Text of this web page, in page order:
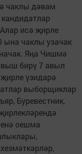
чаклы дәвам
исә җирле
ына чаклы узачак
Яңа Чишмә
бирү 7 авыл
үзидарә
выборщиклар
Буревестник,
оешма